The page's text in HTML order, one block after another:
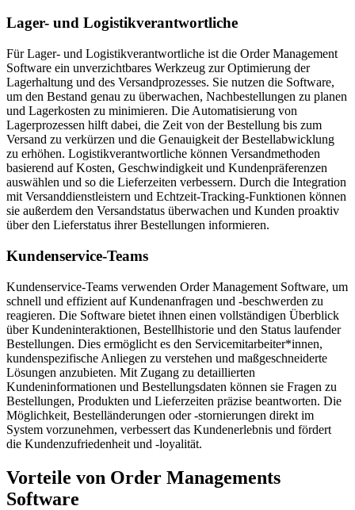
Lager- und Logistikverantwortliche
Für Lager- und Logistikverantwortliche ist die Order Management
Software ein unverzichtbares Werkzeug zur Optimierung der
Lagerhaltung und des Versandprozesses. Sie nutzen die Software,
um den Bestand genau zu überwachen, Nachbestellungen zu planen
und Lagerkosten zu minimieren. Die Automatisierung von
Lagerprozessen hilft dabei, die Zeit von der Bestellung bis zum
Versand zu verkürzen und die Genauigkeit der Bestellabwicklung
zu erhöhen. Logistikverantwortliche können Versandmethoden
basierend auf Kosten, Geschwindigkeit und Kundenpräferenzen
auswählen und so die Lieferzeiten verbessern. Durch die Integration
mit Versanddienstleistern und Echtzeit-Tracking-Funktionen können
sie außerdem den Versandstatus überwachen und Kunden proaktiv
über den Lieferstatus ihrer Bestellungen informieren.
Kundenservice-Teams
Kundenservice-Teams verwenden Order Management Software, um
schnell und effizient auf Kundenanfragen und -beschwerden zu
reagieren. Die Software bietet ihnen einen vollständigen Überblick
über Kundeninteraktionen, Bestellhistorie und den Status laufender
Bestellungen. Dies ermöglicht es den Servicemitarbeiter*innen,
kundenspezifische Anliegen zu verstehen und maßgeschneiderte
Lösungen anzubieten. Mit Zugang zu detaillierten
Kundeninformationen und Bestellungsdaten können sie Fragen zu
Bestellungen, Produkten und Lieferzeiten präzise beantworten. Die
Möglichkeit, Bestelländerungen oder -stornierungen direkt im
System vorzunehmen, verbessert das Kundenerlebnis und fördert
die Kundenzufriedenheit und -loyalität.
Vorteile von Order Managements
Software